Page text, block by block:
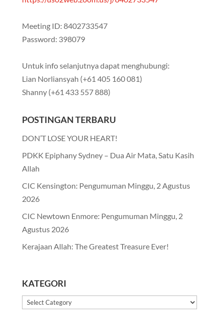
Meeting ID: 8402733547
Password: 398079
Untuk info selanjutnya dapat menghubungi:
Lian Norliansyah (+61 405 160 081)
Shanny (+61 433 557 888)
POSTINGAN TERBARU
DON’T LOSE YOUR HEART!
PDKK Epiphany Sydney – Dua Air Mata, Satu Kasih
Allah
CIC Kensington: Pengumuman Minggu, 2 Agustus
2026
CIC Newtown Enmore: Pengumuman Minggu, 2
Agustus 2026
Kerajaan Allah: The Greatest Treasure Ever!
KATEGORI
Kategori